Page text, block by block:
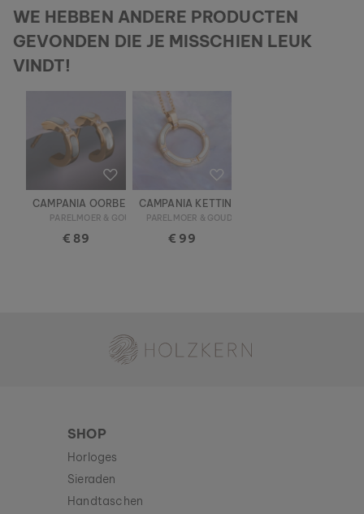
WE HEBBEN ANDERE PRODUCTEN
GEVONDEN DIE JE MISSCHIEN LEUK
VINDT!
CAMPANIA OORBELLEN
PARELMOER & GOUD
€ 89
CAMPANIA KETTING
PARELMOER & GOUD
€ 99
SHOP
Horloges
Sieraden
Handtaschen